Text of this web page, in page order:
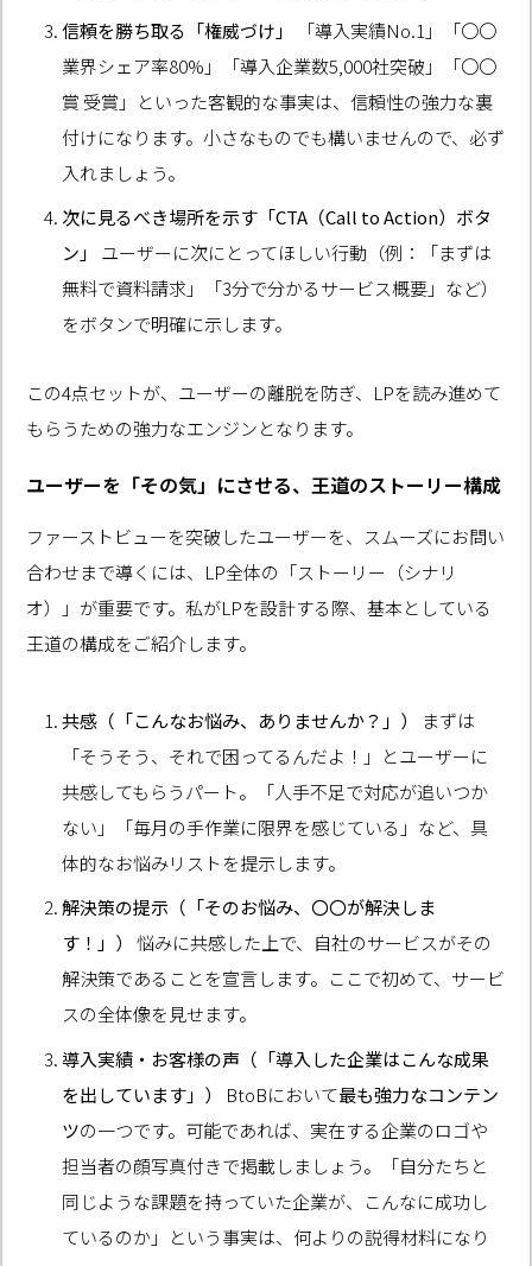
信頼を勝ち取る「権威づけ」
「導入実績No.1」「〇〇
業界シェア率80%」「導入企業数5,000社突破」「〇〇
賞 受賞」といった客観的な事実は、信頼性の強力な裏
付けになります。小さなものでも構いませんので、必ず
入れましょう。
次に見るべき場所を示す「CTA（Call to Action）ボタ
ン」
ユーザーに次にとってほしい行動（例：「まずは
無料で資料請求」「3分で分かるサービス概要」など）
をボタンで明確に示します。
この4点セットが、ユーザーの離脱を防ぎ、LPを読み進めて
もらうための強力なエンジンとなります。
ユーザーを「その気」にさせる、王道のストーリー構成
ファーストビューを突破したユーザーを、スムーズにお問い
合わせまで導くには、LP全体の「ストーリー（シナリ
オ）」が重要です。私がLPを設計する際、基本としている
王道の構成をご紹介します。
共感（「こんなお悩み、ありませんか？」）
まずは
「そうそう、それで困ってるんだよ！」とユーザーに
共感してもらうパート。「人手不足で対応が追いつか
ない」「毎月の手作業に限界を感じている」など、具
体的なお悩みリストを提示します。
解決策の提示（「そのお悩み、〇〇が解決しま
す！」）
悩みに共感した上で、自社のサービスがその
解決策であることを宣言します。ここで初めて、サービ
スの全体像を見せます。
導入実績・お客様の声（「導入した企業はこんな成果
を出しています」）
BtoBにおいて最も強力なコンテン
ツの一つです。可能であれば、実在する企業のロゴや
担当者の顔写真付きで掲載しましょう。「自分たちと
同じような課題を持っていた企業が、こんなに成功し
ているのか」という事実は、何よりの説得材料になり